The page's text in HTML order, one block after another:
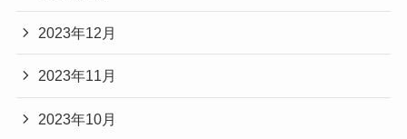
2023年12月
2023年11月
2023年10月